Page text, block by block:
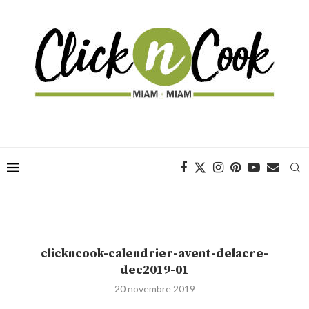
clickncook-calendrier-avent-delacre-
dec2019-01
20 novembre 2019